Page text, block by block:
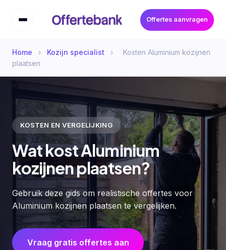
Offertes aanvragen
Home › Kozijn specialist ›
Kosten Aluminium kozijnen
plaatsen
KOSTEN EN VERGELIJKING
Wat kost Aluminium
kozijnen plaatsen?
Gebruik deze gids om realistische offertes voor
Aluminium kozijnen plaatsen te vergelijken.
Vraag gratis offertes aan